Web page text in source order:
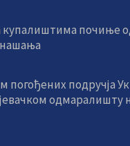
купалиштима почиње
погођених подручја
одмаралишту